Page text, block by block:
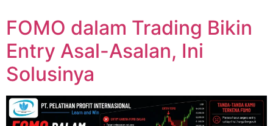
FOMO dalam Trading Bikin
Entry Asal-Asalan, Ini
Solusinya